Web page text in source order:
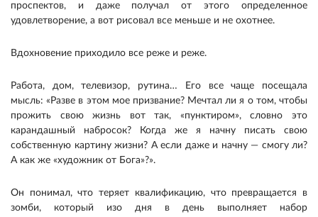
проспектов, и даже получал от этого определенное
удовлетворение, а вот рисовал все меньше и не охотнее.
Вдохновение приходило все реже и реже.
Работа, дом, телевизор, рутина… Его все чаще посещала
мысль: «Разве в этом мое призвание? Мечтал ли я о том, чтобы
прожить свою жизнь вот так, «пунктиром», словно это
карандашный набросок? Когда же я начну писать свою
собственную картину жизни? А если даже и начну — смогу ли?
А как же «художник от Бога»?».
Он понимал, что теряет квалификацию, что превращается в
зомби, который изо дня в день выполняет набор